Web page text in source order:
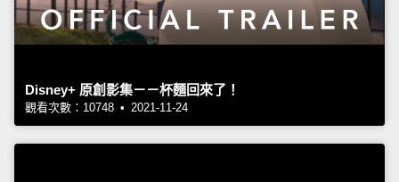
Disney+ 原創影集－－杯麵回來了！
觀看次數：10748 • 2021-11-24